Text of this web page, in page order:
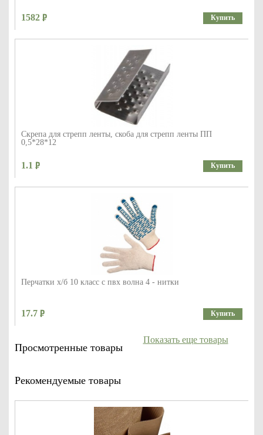
1582 Купить
Скрепа для стрепп ленты, скоба для стрепп ленты ПП
0,5*28*12
1.1 Купить
Перчатки х/б 10 класс с пвх волна 4 - нитки
17.7 Купить
Просмотренные товары
Рекомендуемые товары
Показать еще товары